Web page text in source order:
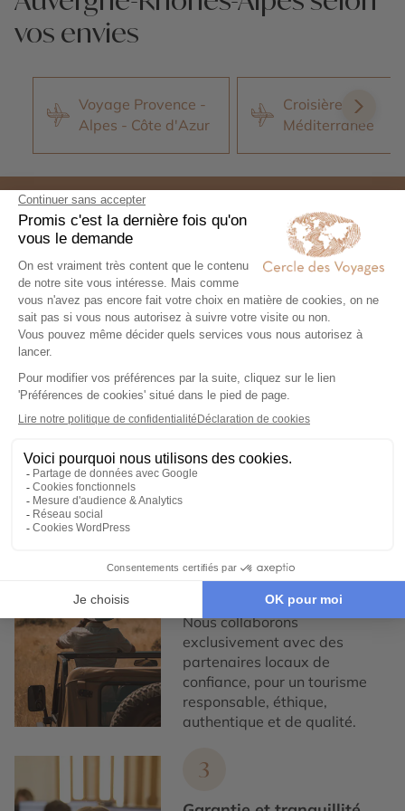
vos envies
Voyage Provence -
Alpes - Côte d'Azur
Croisières en
Méditerranée
Expertise et co-construction
1
construction
Chez Cercle des Voyages,
nous concevons des voyages
collaboration étroite avec nos
voyageurs.
Engagement local et
responsabilité sociale
Nous collaborons
exclusivement avec des
partenaires locaux de
confiance, pour un tourisme
responsable, éthique,
authentique et de qualité.
3